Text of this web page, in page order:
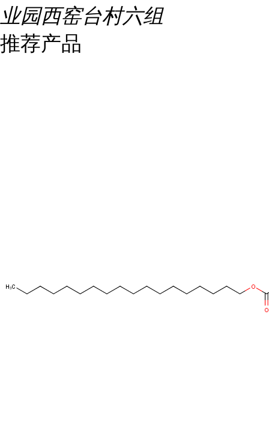
业园西窑台村六组
推荐产品